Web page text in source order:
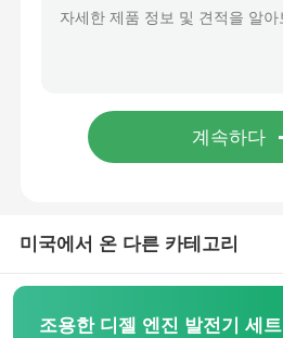
미국에서 온 다른 카테고리
조용한 디젤 엔진 발전기 세트